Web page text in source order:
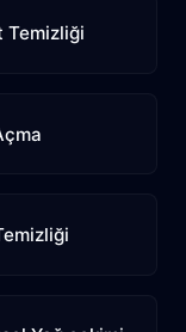
Temizliği